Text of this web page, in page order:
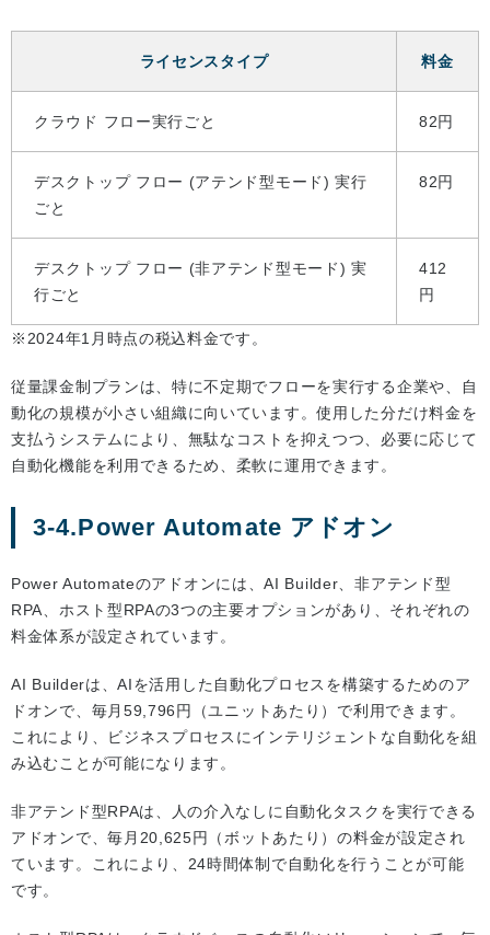
ライセンスタイプ 料金
クラウド フロー実行ごと 82円
デスクトップ フロー (アテンド型モード) 実行
ごと
82円
デスクトップ フロー (非アテンド型モード) 実
行ごと
412
円
※2024年1月時点の税込料金です。
従量課金制プランは、特に不定期でフローを実行する企業や、自
動化の規模が小さい組織に向いています。使用した分だけ料金を
支払うシステムにより、無駄なコストを抑えつつ、必要に応じて
自動化機能を利用できるため、柔軟に運用できます。
3-4.Power Automate アドオン
Power Automateのアドオンには、AI Builder、非アテンド型
RPA、ホスト型RPAの3つの主要オプションがあり、それぞれの
料金体系が設定されています。
AI Builderは、AIを活用した自動化プロセスを構築するためのア
ドオンで、毎月59,796円（ユニットあたり）で利用できます。
これにより、ビジネスプロセスにインテリジェントな自動化を組
み込むことが可能になります。
非アテンド型RPAは、人の介入なしに自動化タスクを実行できる
アドオンで、毎月20,625円（ボットあたり）の料金が設定され
ています。これにより、24時間体制で自動化を行うことが可能
です。